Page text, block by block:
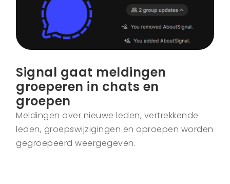
Signal gaat meldingen
groeperen in chats en
groepen
Meldingen over nieuwe leden, vertrekkende
leden, groepswijzigingen en oproepen worden
gegroepeerd weergegeven.